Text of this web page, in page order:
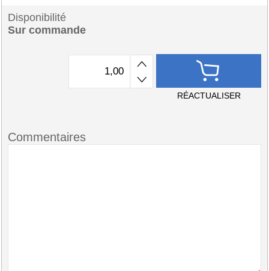
Disponibilité
Sur commande
RÉACTUALISER
Commentaires